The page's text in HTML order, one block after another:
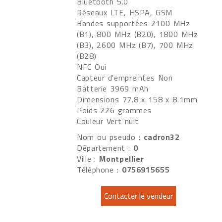
Réseaux LTE, HSPA, GSM
Bandes supportées 2100 MHz
(B1), 800 MHz (B20), 1800 MHz
(B3), 2600 MHz (B7), 700 MHz
(B28)
NFC Oui
Capteur d'empreintes Non
Batterie 3969 mAh
Dimensions 77.8 x 158 x 8.1mm
Poids 226 grammes
Couleur Vert nuit
Nom ou pseudo : cadron32
Département : 0
Ville : Montpellier
Téléphone : 0756915655